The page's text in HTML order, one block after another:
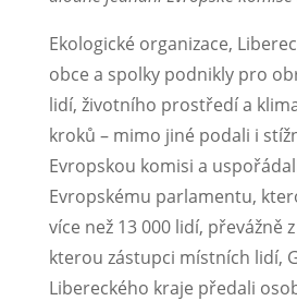
Ekologické organizace,
obce a spolky podnikly pro
lidí, životního prostředí a
kroků – mimo jiné podali i
Evropskou komisi a
Evropskému parlamentu,
více než 13 000 lidí, převážně
kterou zástupci místních lidí,
Libereckého kraje předali